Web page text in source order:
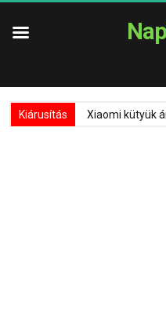
Kiárusítás Xiaomi kütyük